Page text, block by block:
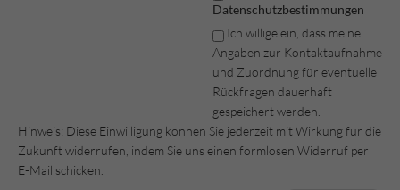
Datenschutzbestimmungen
Ich willige ein, dass meine
Angaben zur Kontaktaufnahme
und Zuordnung für eventuelle
Rückfragen dauerhaft
gespeichert werden.
Hinweis: Diese Einwilligung können Sie jederzeit mit Wirkung für die
Zukunft widerrufen, indem Sie uns einen formlosen Widerruf per
E-Mail schicken.